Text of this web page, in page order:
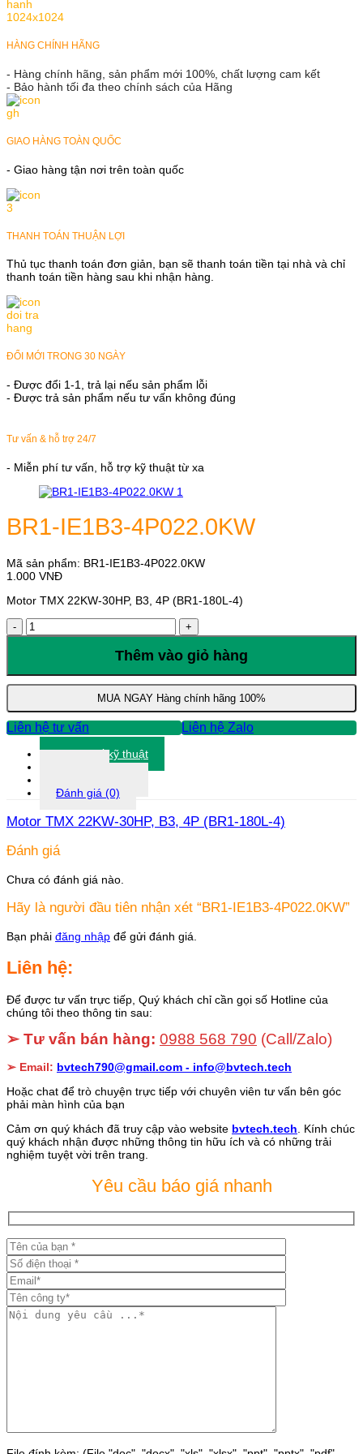
HÀNG CHÍNH HÃNG
- Hàng chính hãng, sản phẩm mới 100%, chất lượng cam kết
- Bảo hành tối đa theo chính sách của Hãng
GIAO HÀNG TOÀN QUỐC
- Giao hàng tận nơi trên toàn quốc
THANH TOÁN THUẬN LỢI
Thủ tục thanh toán đơn giản, bạn sẽ thanh toán tiền tại nhà và chỉ
thanh toán tiền hàng sau khi nhận hàng.
ĐỔI MỚI TRONG 30 NGÀY
- Được đổi 1-1, trả lại nếu sản phẩm lỗi
- Được trả sản phẩm nếu tư vấn không đúng
Tư vấn & hỗ trợ 24/7
- Miễn phí tư vấn, hỗ trợ kỹ thuật từ xa
BR1-IE1B3-4P022.0KW
Mã sản phẩm: BR1-IE1B3-4P022.0KW
1.000 VNĐ
Motor TMX 22KW-30HP, B3, 4P (BR1-180L-4)
BR1-
IE1B3-
lượng
Thêm vào giỏ hàng
MUA NGAY Hàng chính hãng 100%
Liên hệ tư vấn Liên hệ Zalo
Thông số kỹ thuật
Đánh giá (0)
Motor TMX 22KW-30HP, B3, 4P (BR1-180L-4)
Đánh giá
Chưa có đánh giá nào.
Hãy là người đầu tiên nhận xét “BR1-IE1B3-4P022.0KW”
Bạn phải đăng nhập để gửi đánh giá.
Liên hệ:
Để được tư vấn trực tiếp, Quý khách chỉ cần gọi số Hotline của
chúng tôi theo thông tin sau:
➢ Tư vấn bán hàng: 0988 568 790 (Call/Zalo)
➢ Email: bvtech790@gmail.com - info@bvtech.tech
Hoặc chat để trò chuyện trực tiếp với chuyên viên tư vấn bên góc
phải màn hình của bạn
Cảm ơn quý khách đã truy cập vào website bvtech.tech. Kính chúc
quý khách nhận được những thông tin hữu ích và có những trải
nghiệm tuyệt vời trên trang.
Yêu cầu báo giá nhanh